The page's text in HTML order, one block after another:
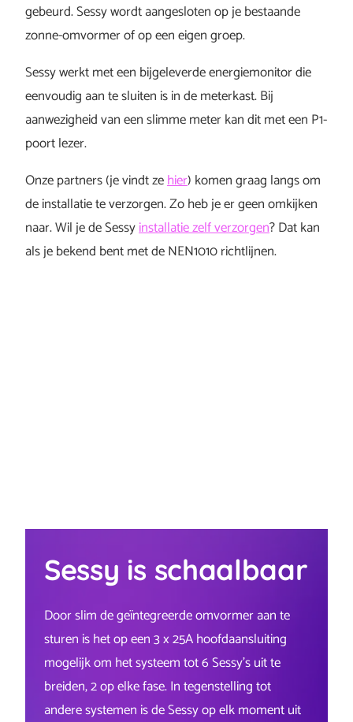
gebeurd. Sessy wordt aangesloten op je bestaande
zonne-omvormer of op een eigen groep.
Sessy werkt met een bijgeleverde energiemonitor die
eenvoudig aan te sluiten is in de meterkast. Bij
aanwezigheid van een slimme meter kan dit met een P1-
poort lezer.
Onze partners (je vindt zehier) komen graag langs om
de installatie te verzorgen. Zo heb je er geen omkijken
naar. Wil je de Sessyinstallatie zelf verzorgen? Dat kan
als je bekend bent met de NEN1010 richtlijnen.
Sessy is schaalbaar
Door slim de geïntegreerde omvormer aan te
sturen is het op een 3 x 25A hoofdaansluiting
mogelijk om het systeem tot 6 Sessy’s uit te
breiden, 2 op elke fase. In tegenstelling tot
andere systemen is de Sessy op elk moment uit